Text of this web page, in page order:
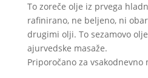
To zoreče olje iz prvega
rafinirano, ne beljeno, ni
drugimi olji. To sezamovo
ajurvedske masaže.
Priporočano za vsakodnevno